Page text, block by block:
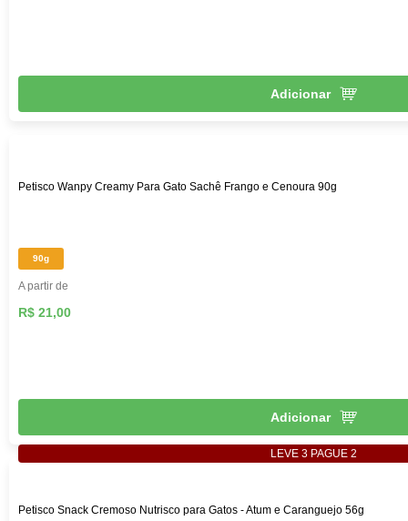
Adicionar
Petisco Wanpy Creamy Para Gato Sachê Frango e Cenoura 90g
90g
A partir de
R$ 21,00
Adicionar
LEVE 3 PAGUE 2
Petisco Snack Cremoso Nutrisco para Gatos - Atum e Caranguejo 56g